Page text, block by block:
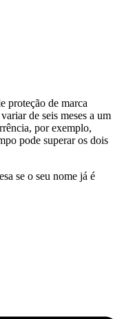
proteção de marca
de seis meses a um
por exemplo,
pode superar os dois
se o seu nome já é